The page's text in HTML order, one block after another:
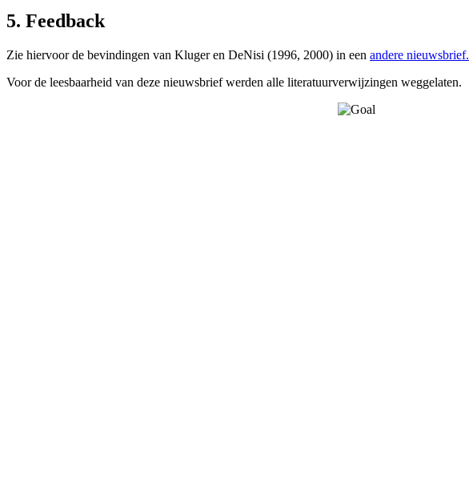
5. Feedback
Zie hiervoor de bevindingen van Kluger en DeNisi (1996, 2000) in een andere nieuwsbrief.
Voor de leesbaarheid van deze nieuwsbrief werden alle literatuurverwijzingen weggelaten.